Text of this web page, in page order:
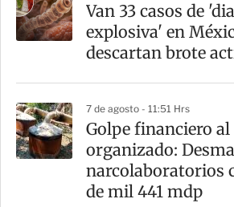
Van 33 casos de
explosiva' en
descartan brote
7 de agosto - 11:51 Hrs
Golpe financiero
organizado:
narcolaboratorios
de mil 441 mdp